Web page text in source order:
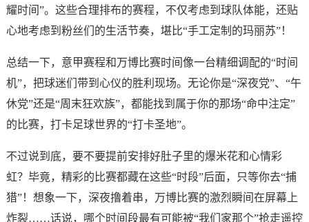
耀时间”。这些合理排布的赛程，不仅考虑到球队体能，还贴
心地考虑到粉丝们的生活节奏，堪比“手工定制的玛丽苏”！
总结一下，意甲赛程和万博比赛时间像一台精细调配的“时间
机”，把球迷们带到心仪的胜利现场。无论你是“深夜党”、“午
休党”还是“周末狂欢族”，都能找到属于你的那场“命中注定”
的比赛，打卡足球世界的“打卡圣地”。
不过说到底，要不要提前安排好肚子里的爆米花和心情彩
虹？毕竟，精彩的比赛都藏在这些“时段”后面，只等你去“捕
猎”！想象一下，深夜撸着串，万博比赛的激烈瞬间在屏幕上
炸裂……话说，哪个时间段最有可能被“我们家那个”抢走遥控